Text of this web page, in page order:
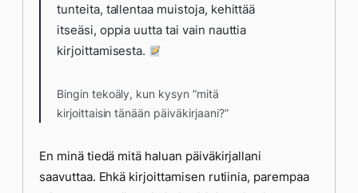
tunteita, tallentaa muistoja, kehittää
itseäsi, oppia uutta tai vain nauttia
kirjoittamisesta.
Bingin tekoäly, kun kysyn ”mitä
kirjoittaisin tänään päiväkirjaani?”
En minä tiedä mitä haluan päiväkirjallani
saavuttaa. Ehkä kirjoittamisen rutiinia, parempaa